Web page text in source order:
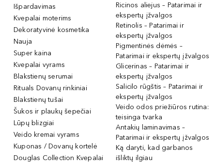
Išpardavimas
Kvepalai moterims
Dekoratyvinė kosmetika
Nauja
Super kaina
Kvepalai vyrams
Blakstienų serumai
Rituals Dovanų rinkiniai
Blakstienų tušai
Šukos ir plaukų šepečiai
Lūpų blizgiai
Veido kremai vyrams
Kuponas / Dovanų kortelė
Douglas Collection Kvepalai
Ricinos aliejus – Patarimai ir
ekspertų įžvalgos
Retinolis – Patarimai ir
ekspertų įžvalgos
Pigmentinės dėmės –
Patarimai ir ekspertų įžvalgos
Glicerinas – Patarimai ir
ekspertų įžvalgos
Salicilo rūgštis – Patarimai ir
ekspertų įžvalgos
Veido odos priežiūros rutina:
teisinga tvarka
Antakių laminavimas –
Patarimai ir ekspertų įžvalgos
Ką daryti, kad garbanos
išliktų ilgiau